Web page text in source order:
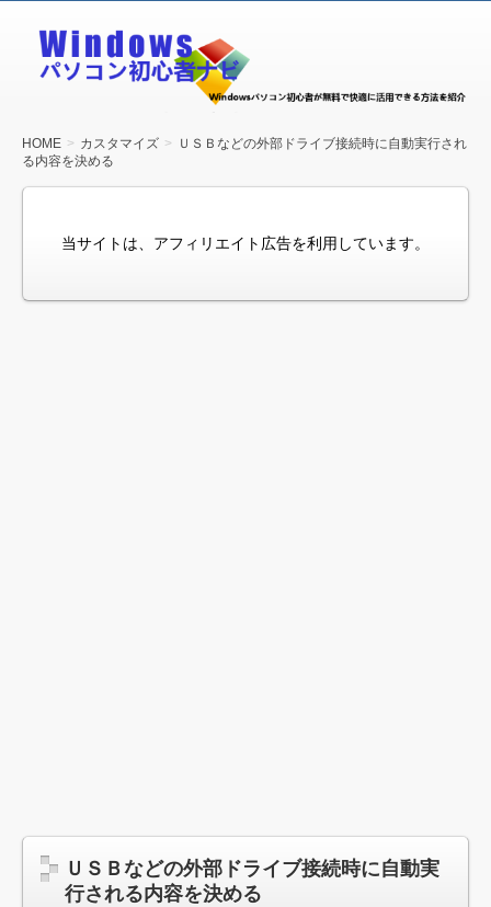
Windows
パソコン
HOME カスタマイズ
ＵＳＢなどの外部ドライブ接続時に自動実行され
る内容を決める
当サイトは、アフィリエイト広告を利用しています。
ＵＳＢなどの外部ドライブ接続時に自動実
行される内容を決める